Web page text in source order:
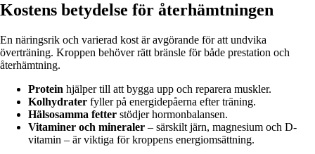
Kostens betydelse för återhämtningen
En näringsrik och varierad kost är avgörande för att undvika
överträning. Kroppen behöver rätt bränsle för både prestation och
återhämtning.
Protein hjälper till att bygga upp och reparera muskler.
Kolhydrater fyller på energidepåerna efter träning.
Hälsosamma fetter stödjer hormonbalansen.
Vitaminer och mineraler – särskilt järn, magnesium och D-
vitamin – är viktiga för kroppens energiomsättning.